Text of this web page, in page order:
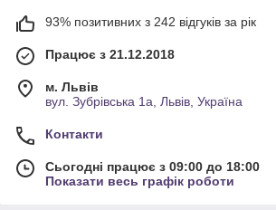
93% позитивних з 242 відгуків за рік
Працює з 21.12.2018
м. Львів
вул. Зубрівська 1а, Львів, Україна
Контакти
Сьогодні працює з 09:00 до 18:00
Показати весь графік роботи